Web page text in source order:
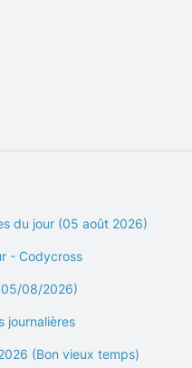
du jour (05 août 2026)
- Codycross
08/2026)
journalières
(Bon vieux temps)